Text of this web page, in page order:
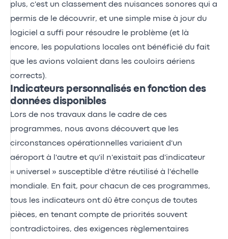
plus, c'est un classement des nuisances sonores qui a
permis de le découvrir, et une simple mise à jour du
logiciel a suffi pour résoudre le problème (et là
encore, les populations locales ont bénéficié du fait
que les avions volaient dans les couloirs aériens
corrects).
Indicateurs personnalisés en fonction des
données disponibles
Lors de nos travaux dans le cadre de ces
programmes, nous avons découvert que les
circonstances opérationnelles variaient d'un
aéroport à l'autre et qu'il n'existait pas d'indicateur
« universel » susceptible d'être réutilisé à l'échelle
mondiale. En fait, pour chacun de ces programmes,
tous les indicateurs ont dû être conçus de toutes
pièces, en tenant compte de priorités souvent
contradictoires, des exigences règlementaires